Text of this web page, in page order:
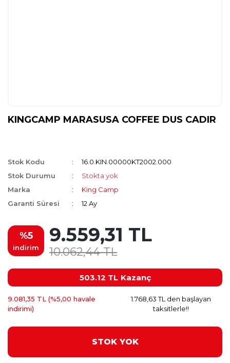
KINGCAMP MARASUSA COFFEE DUS CADIR
Stok Kodu
16.0.KIN.00000KT2002.000
Stok Durumu
Stokta yok
Marka
King Camp
Garanti Süresi
12 Ay
%5
indirim
9.559,31 TL
10.062,44 TL
503.12 TL Kazanç
9.081,35 TL (%5,00 havale
indirimi)
1.768,63 TL den başlayan
taksitlerle!!
STOK YOK